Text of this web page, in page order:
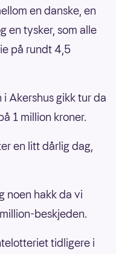
en danske, en
en tysker, som alle
på rundt 4,5
Akershus gikk tur da
1 million kroner.
en litt dårlig dag,
noen hakk da vi
beskjeden.
tidligere i